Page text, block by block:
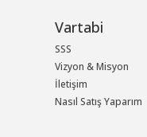
Vartabi
SSS
Vizyon & Misyon
İletişim
Nasıl Satış Yaparım